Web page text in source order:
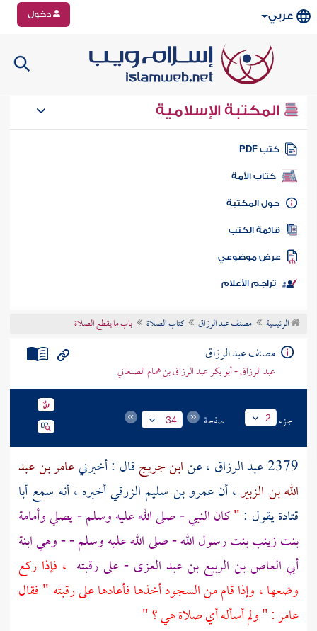
عربي دخول
المكتبة الإسلامية
كتب PDF
كتاب الأمة
المكتبة
الكتب
موضوعي
تراجم الأعلام
الرئيسية مصنف عبد الرزاق كتاب الصلاة باب ما يقطع الصلاة
مصنف عبد الرزاق
عبد الرزاق - أبو بكر عبد الرزاق بن همام الصنعاني
جزء 2 صفحة 34
2379عبد الرزاق ، عنابن جريجقال : أخبرنيعامر بن عبد
الله بن الزبير، أنعمرو بن سليم الزرقيأخبره ، أنه سمعأبا
قتادةيقول :"كان النبي - صلى الله عليه وسلم - يصلي وأمامة
بنت زينب بنت رسول الله - صلى الله عليه وسلم - - وهي ابنة
أبي العاص بن الربيع بن عبد العزى - على رقبته ، فإذا ركع
وضعها ، وإذا قام من السجود أخذها فأعادها على رقبته " فقال
عامر: " ولم أسأله أي صلاة هي ؟ "